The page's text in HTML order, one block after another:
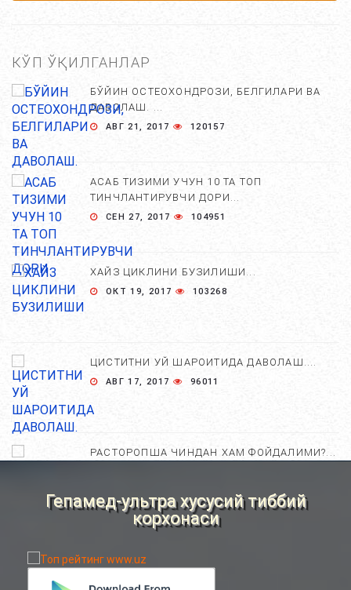
КЎП ЎҚИЛГАНЛАР
БЎЙИН ОСТЕОХОНДРОЗИ, БЕЛГИЛАРИ ВА
ДАВОЛАШ. ...
АВГ 21, 2017 120157
АСАБ ТИЗИМИ УЧУН 10 ТА ТОП
ТИНЧЛАНТИРУВЧИ ДОРИ...
СЕН 27, 2017 104951
ХАЙЗ ЦИКЛИНИ БУЗИЛИШИ...
ОКТ 19, 2017 103268
ЦИСТИТНИ УЙ ШАРОИТИДА ДАВОЛАШ....
АВГ 17, 2017 96011
РАСТОРОПША ЧИНДАН ХАМ ФОЙДАЛИМИ?...
НОСТАНДАРТ УСУЛЛАРИ....
Гепамед-ультра хусусий тиббий
корхонаси